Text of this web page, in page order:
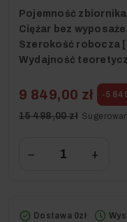
Pojemność
Ciężar bez
Szerokość robocza
Wydajność
9 849,00 zł -5
15 498,00 zł
− +
Dostawa 0zł